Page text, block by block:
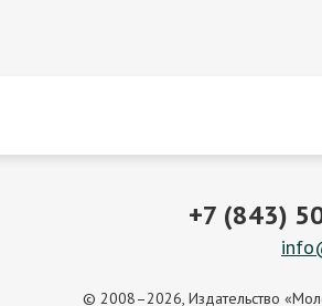
+7 (843)
© 2008–2026, Издательство